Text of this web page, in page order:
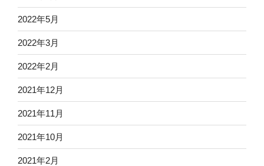
2022年5月
2022年3月
2022年2月
2021年12月
2021年11月
2021年10月
2021年2月